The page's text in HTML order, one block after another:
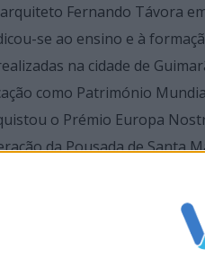
Fernando Távora
se ao ensino e à
na cidade de
como Património
o Prémio Europa
da Pousada de Santa
da sua Casa da
Universidade do Minho (na